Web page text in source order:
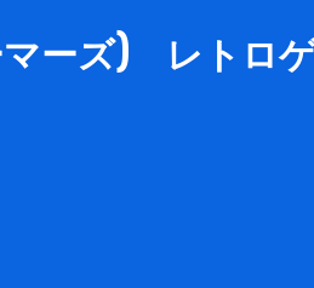
マーズ) レトロ